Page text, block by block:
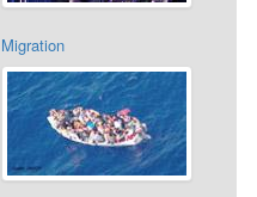
Migration